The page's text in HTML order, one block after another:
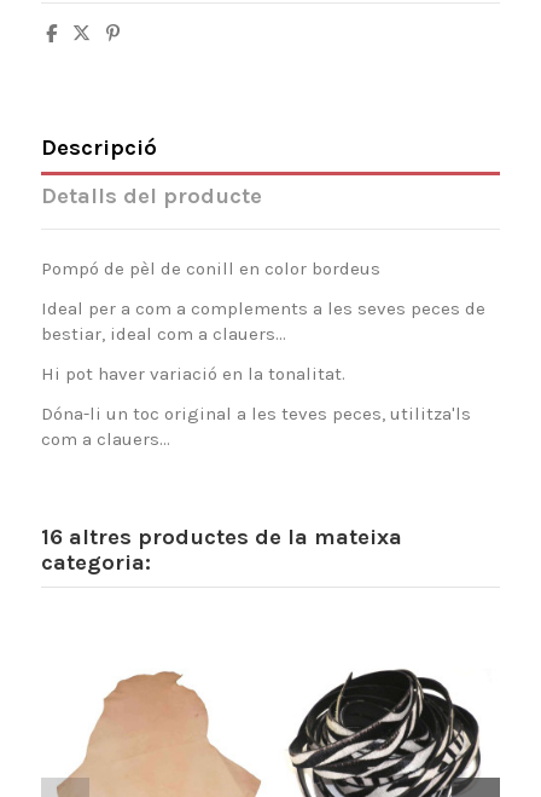
Descripció
Detalls del producte
Pompó de pèl de conill en color bordeus
Ideal per a com a complements a les seves peces de
bestiar, ideal com a clauers...
Hi pot haver variació en la tonalitat.
Dóna-li un toc original a les teves peces, utilitza'ls
com a clauers...
16 altres productes de la mateixa
categoria: